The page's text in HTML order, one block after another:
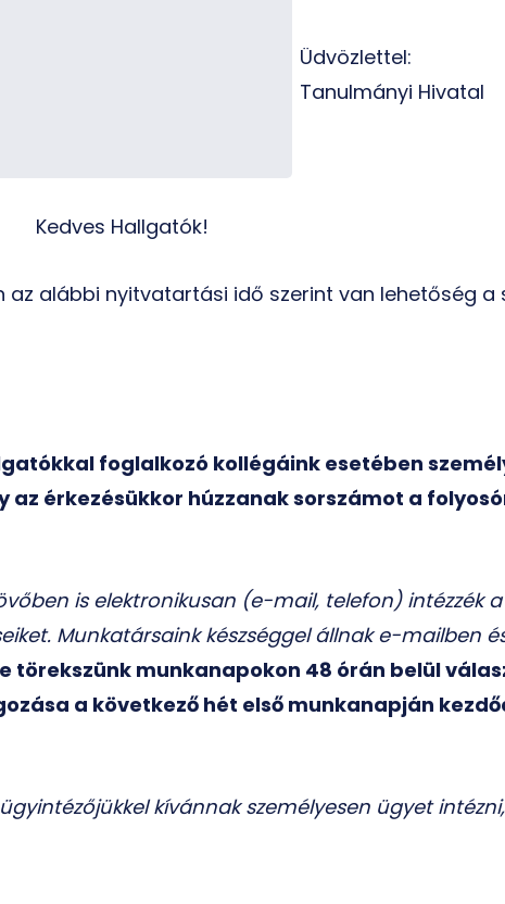
Üdvözlettel:
Tanulmányi Hivatal
Kedves Hallgatók!
alábbi nyitvatartási idő szerint van lehetőség a
foglalkozó kollégáink esetében
érkezésükkor húzzanak sorszámot a
is elektronikusan (e-mail, telefon) intézzék
Munkatársaink készséggel állnak e-mailben
törekszünk munkanapokon 48 órán belül
a következő hét első munkanapján
kívánnak személyesen ügyet